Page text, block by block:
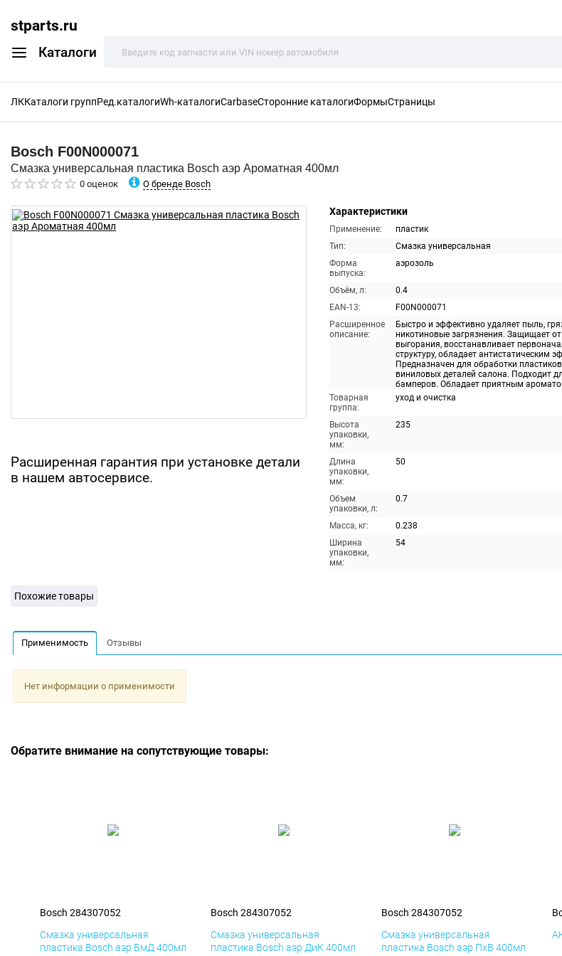
stparts.ru
Каталоги
ЛККаталоги группРед.каталогиWh-каталогиCarbaseСторонние каталогиФормыСтраницы
Bosch F00N000071
Смазка универсальная пластика Bosch аэр Ароматная 400мл
0 оценок О бренде Bosch
Расширенная гарантия при установке детали
в нашем автосервисе.
Характеристики
Применение:
пластик
Тип:
Смазка универсальная
Форма
выпуска:
аэрозоль
Объём, л:
0.4
EAN-13:
F00N000071
Расширенное
описание:
Быстро и эффективно удаляет пыль,
никотиновые загрязнения. Защищает от
выгорания, восстанавливает
структуру, обладает антистатическим
Предназначен для обработки
виниловых деталей салона. Подходит
бамперов. Обладает приятным
Товарная
группа:
уход и очистка
Высота
упаковки,
мм:
235
Длина
упаковки,
мм:
50
Объем
упаковки, л:
0.7
Масса, кг:
0.238
Ширина
упаковки,
мм:
54
Похожие товары
Применимость Отзывы
Нет информации о применимости
Обратите внимание на сопутствующие товары:
Bosch 284307052
Смазка универсальная
пластика Bosch аэр БмД 400мл
Bosch 284307052
Смазка универсальная
пластика Bosch аэр ДиК 400мл
Bosch 284307052
Смазка универсальная
пластика Bosch аэр ПхВ 400мл